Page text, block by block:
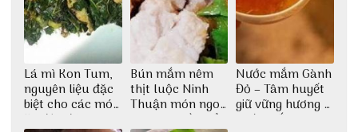
Lá mì Kon Tum,
nguyên liệu đặc
biệt cho các món
ăn độc đáo
Bún mắm nêm
thịt luộc Ninh
Thuận món ngon
dân dã miền biển
Nước mắm Gành
Đỏ – Tâm huyết
giữ vững hương vị
nước mắm sau